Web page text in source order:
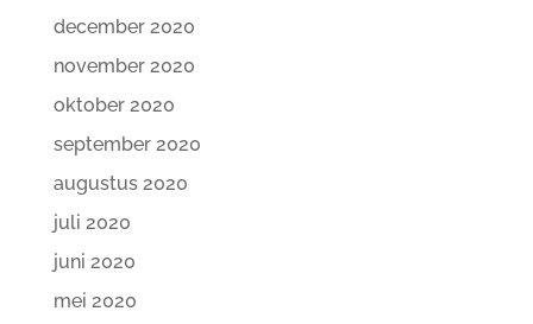
december 2020
november 2020
oktober 2020
september 2020
augustus 2020
juli 2020
juni 2020
mei 2020